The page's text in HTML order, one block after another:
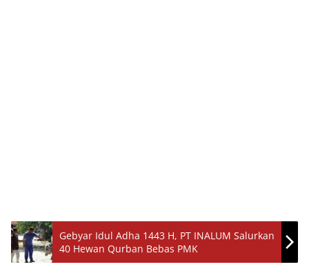
Gebyar Idul Adha 1443 H, PT INALUM Salurkan
40 Hewan Qurban Bebas PMK